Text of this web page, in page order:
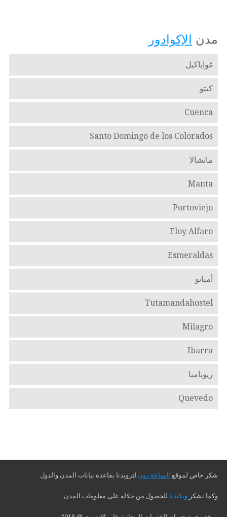
مدن الإكوادور
غواياكيل
كيتو
Cuenca
Santo Domingo de los Colorados
ماتشالا
Manta
Portoviejo
Eloy Alfaro
Esmeraldas
أمباتو
Tutamandahostel
Milagro
Ibarra
ريوبامبا
Quevedo
شكر خاص لموقع الساعة زون لتزويدنا بقاعدة بيانات المدن والدول
وكما نشكر ويكيديا للحصول من خلاله على معلومات المدن